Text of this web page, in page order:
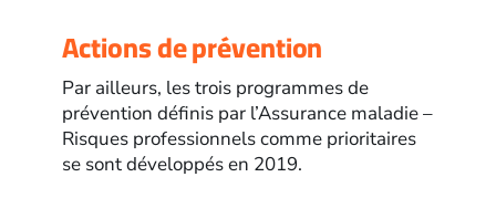
Actions de prévention
Par ailleurs, les trois programmes de
prévention définis par l’Assurance maladie –
Risques professionnels comme prioritaires
se sont développés en 2019.